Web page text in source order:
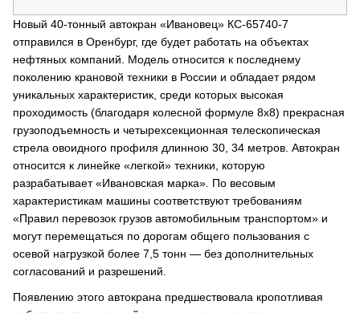
Новый 40-тонный автокран «Ивановец» КС-65740-7
отправился в Оренбург, где будет работать на объектах
нефтяных компаний. Модель относится к последнему
поколению крановой техники в России и обладает рядом
уникальных характеристик, среди которых высокая
проходимость (благодаря колесной формуле 8х8) прекрасная
грузоподъемность и четырехсекционная телескопическая
стрела овоидного профиля длинною 30, 34 метров. Автокран
относится к линейке «легкой» техники, которую
разрабатывает «Ивановская марка». По весовым
характеристикам машины соответствуют требованиям
«Правил перевозок грузов автомобильным транспортом» и
могут перемещаться по дорогам общего пользования с
осевой нагрузкой более 7,5 тонн — без дополнительных
согласований и разрешений.
Появлению этого автокрана предшествовала кропотливая